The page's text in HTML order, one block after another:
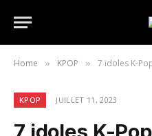
Home » KPOP » 7 idoles K-Pop avec
KPOP JUILLET 11, 2023